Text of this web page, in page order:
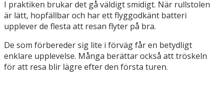
I praktiken brukar det gå väldigt smidigt. När rullstolen
är lätt, hopfällbar och har ett flyggodkänt batteri
upplever de flesta att resan flyter på bra.
De som förbereder sig lite i förväg får en betydligt
enklare upplevelse. Många berättar också att tröskeln
för att resa blir lägre efter den första turen.